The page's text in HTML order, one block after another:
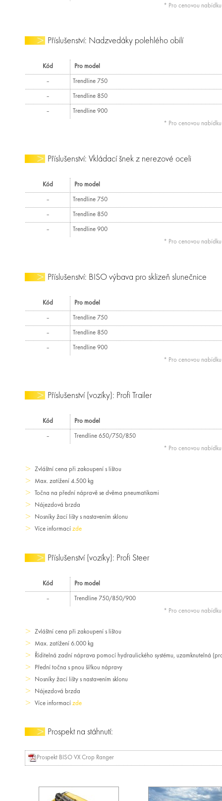
* Pro cenovou
Příslušenství: Nadzvedáky polehlého obilí
Kód Pro model
– Trendline 750
– Trendline 850
– Trendline 900
* Pro cenovou
Příslušenství: Vkládací šnek z nerezové oceli
Kód Pro model
– Trendline 750
– Trendline 850
– Trendline 900
* Pro cenovou
Příslušenství: BISO výbava pro sklizeň slunečnice
Kód Pro model
– Trendline 750
– Trendline 850
– Trendline 900
* Pro cenovou
Příslušenství (vozíky): Profi Trailer
Kód Pro model
– Trendline 650/750/850
* Pro cenovou
Zvláštní cena při zakoupení s lištou
Max. zatížení 4.500 kg
Točna na přední nápravě se dvěma pneumatikami
Nájezdová brzda
Nosníky žací lišty s nastavením sklonu
Více informací zde
Příslušenství (vozíky): Profi Steer
Kód Pro model
– Trendline 750/850/900
* Pro cenovou
Zvláštní cena při zakoupení s lištou
Max. zatížení 6.000 kg
Říditelná zadní náprava pomocí hydraulického systému, uzamknutelná
Přední točna s pnou šířkou nápravy
Nosníky žací lišty s nastavením sklonu
Nájezdová brzda
Více informací zde
Prospekt na stáhnutí:
Prospekt BISO VX Crop Ranger